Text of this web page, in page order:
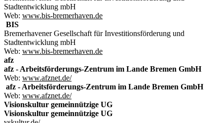
Stadtentwicklung mbH
Web: www.bis-bremerhaven.de
BIS
Bremerhavener Gesellschaft für Investitionsförderung und
Stadtentwicklung mbH
Web: www.bis-bremerhaven.de
afz
afz - Arbeitsförderungs-Zentrum im Lande Bremen GmbH
Web: www.afznet.de/
afz - Arbeitsförderungs-Zentrum im Lande Bremen GmbH
Web: www.afznet.de/
Visionskultur gemeinnützige UG
Visionskultur gemeinnützige UG